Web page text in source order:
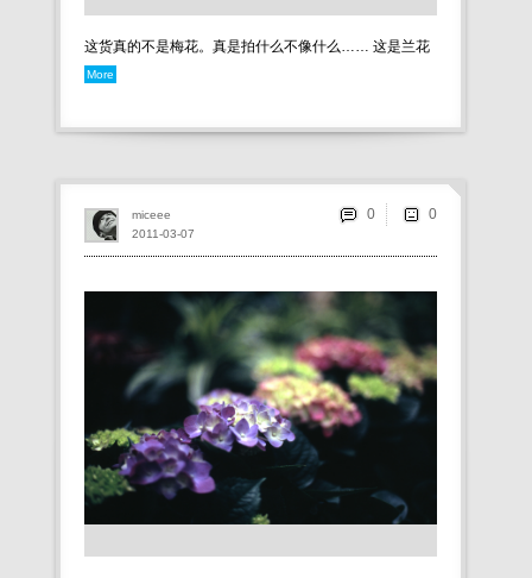
这货真的不是梅花。真是拍什么不像什么…… 这是兰花
More
2011-03-07
miceee 0